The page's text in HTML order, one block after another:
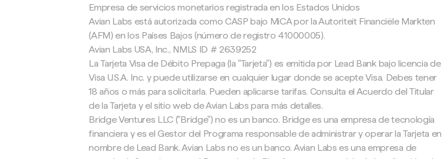
Empresa de servicios monetarios registrada en los Estados Unidos
Avian Labs está autorizada como CASP bajo MiCA por la Autoriteit Financiële Markten
(AFM) en los Países Bajos (número de registro 41000005).
Avian Labs USA, Inc., NMLS ID # 2639252
La Tarjeta Visa de Débito Prepaga (la "Tarjeta") es emitida por Lead Bank bajo licencia de
Visa U.S.A. Inc. y puede utilizarse en cualquier lugar donde se acepte Visa. Debes tener
18 años o más para solicitarla. Pueden aplicarse tarifas. Consulta el Acuerdo del Titular
de la Tarjeta y el sitio web de Avian Labs para más detalles.
Bridge Ventures LLC ("Bridge") no es un banco. Bridge es una empresa de tecnología
financiera y es el Gestor del Programa responsable de administrar y operar la Tarjeta en
nombre de Lead Bank. Avian Labs no es un banco. Avian Labs es una empresa de